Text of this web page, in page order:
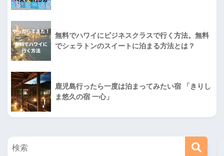
無料でハワイにビジネスクラスで行く方法。無料
でシェラトンのスイートに泊まる方法とは？
鹿児島行ったら一度は泊まってみたい宿 「きりし
ま悠久の宿 一心」